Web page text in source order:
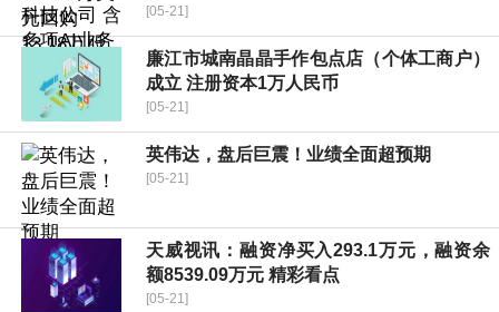
[05-21]
廉江市城南晶晶手作包点店（个体工商户）
成立 注册资本1万人民币
[05-21]
英伟达，盘后巨震！业绩全面超预期
[05-21]
天威视讯：融资净买入293.1万元，融资余
额8539.09万元 精彩看点
[05-21]